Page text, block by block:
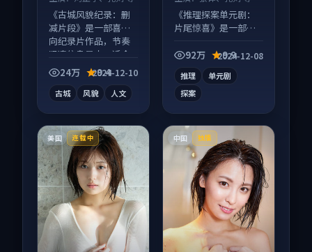
《古城风貌纪录：删
减片段》是一部喜剧
向纪录片作品，节奏
紧凑信息量大，适合
沉浸式追看。
24万 9.4
2024-12-10
古城 风貌 人文
《推理探案单元剧：
片尾惊喜》是一部悬
面质感在线，配乐与
92万 9.9
2024-12-08
推理
单元剧
探案
美国 连载中 中国 独播